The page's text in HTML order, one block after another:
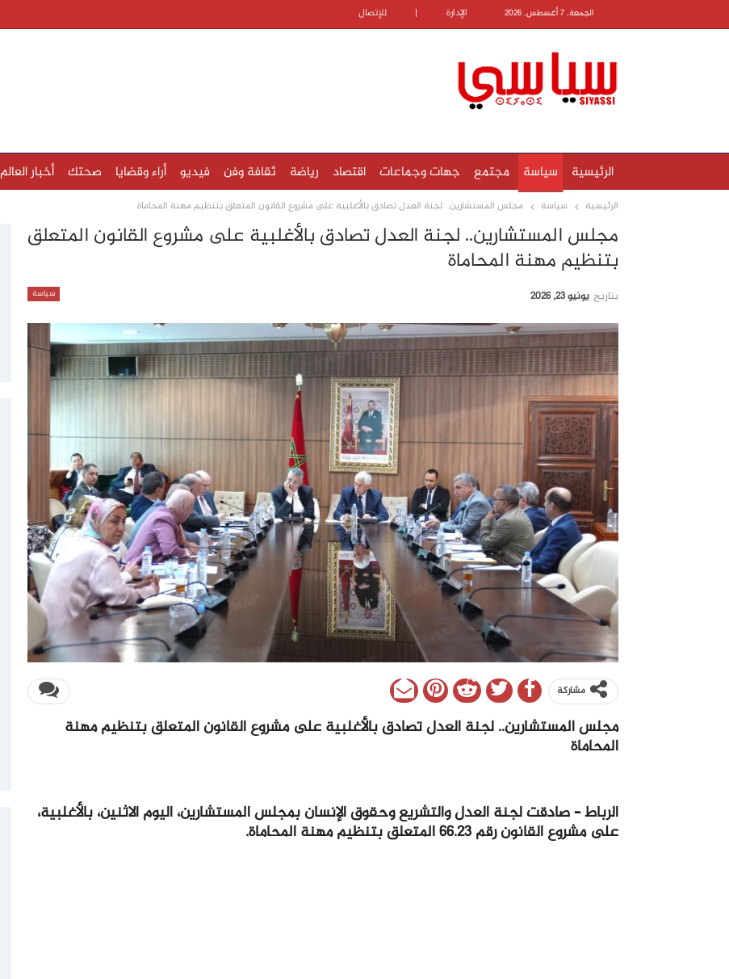
الجمعة, 7 أغسطس, 2026 الإدارة | للإتصال
الرئيسية سياسة مجتمع جهات وجماعات اقتصاد رياضة ثقافة وفن فيديو أراء وقضايا صحتك أخبار العالم
الرئيسية سياسة مجلس المستشارين.. لجنة العدل تصادق بالأغلبية على مشروع القانون المتعلق بتنظيم مهنة المحاماة
مجلس المستشارين.. لجنة العدل تصادق بالأغلبية على مشروع القانون المتعلق
بتنظيم مهنة المحاماة
سياسة بتاريخ يونيو 23, 2026
مشاركة
مجلس المستشارين.. لجنة العدل تصادق بالأغلبية على مشروع القانون المتعلق بتنظيم مهنة
المحاماة
الرباط – صادقت لجنة العدل والتشريع وحقوق الإنسان بمجلس المستشارين، اليوم الاثنين، بالأغلبية،
على مشروع القانون رقم 66.23 المتعلق بتنظيم مهنة المحاماة.